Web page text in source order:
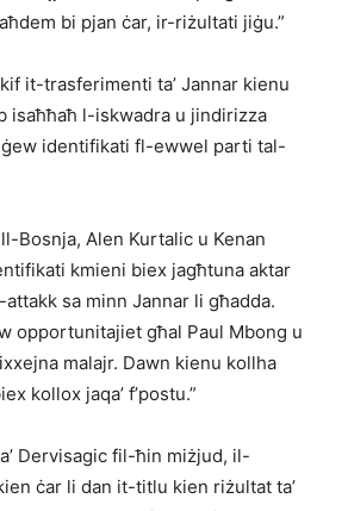
bi pjan ċar, ir-riżultati jiġu.”
it-trasferimenti ta’ Jannar kienu
isaħħaħ l-iskwadra u jindirizza
identifikati fl-ewwel parti tal-
Bosnja, Alen Kurtalic u Kenan
kmieni biex jagħtuna aktar
sa minn Jannar li għadda.
opportunitajiet għal Paul Mbong u
malajr. Dawn kienu kollha
kollox jaqa’ f’postu.”
Dervisagic fil-ħin miżjud, il-
ċar li dan it-titlu kien riżultat ta’